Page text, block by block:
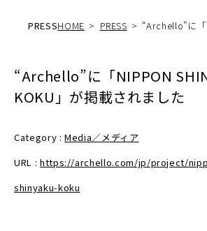
PRESSHOME PRESS “Archello”に
“Archello”に「NIPPON
KOKU」が掲載されました
Category :Media／メディア
URL : https://archello.com/jp/project/
shinyaku-koku